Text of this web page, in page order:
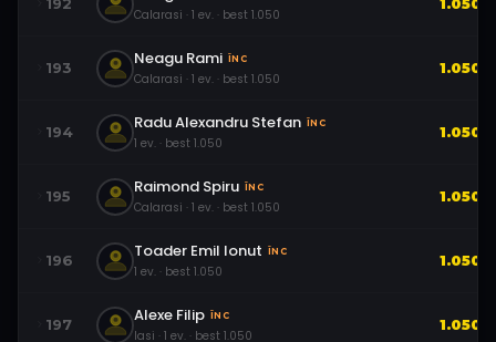
Calarasi · 1 ev. · best 1.050
193 Neagu Rami ÎNC
Calarasi · 1 ev. · best 1.050
1.050
194 Radu Alexandru Stefan ÎNC
1 ev. · best 1.050
1.050
195 Raimond Spiru ÎNC
Calarasi · 1 ev. · best 1.050
1.050
196 Toader Emil Ionut ÎNC
1 ev. · best 1.050
1.050
197 Alexe Filip ÎNC
Iasi · 1 ev. · best 1.050
1.050